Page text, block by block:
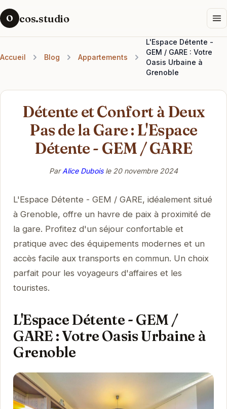
O cos.studio
Accueil Blog Appartements
L'Espace Détente -
GEM / GARE : Votre
Oasis Urbaine à
Grenoble
Détente et Confort à Deux
Pas de la Gare : L'Espace
Détente - GEM / GARE
ParAlice Duboisle 20 novembre 2024
L'Espace Détente - GEM / GARE, idéalement situé
à Grenoble, offre un havre de paix à proximité de
la gare. Profitez d'un séjour confortable et
pratique avec des équipements modernes et un
accès facile aux transports en commun. Un choix
parfait pour les voyageurs d'affaires et les
touristes.
L'Espace Détente - GEM /
GARE : Votre Oasis Urbaine à
Grenoble